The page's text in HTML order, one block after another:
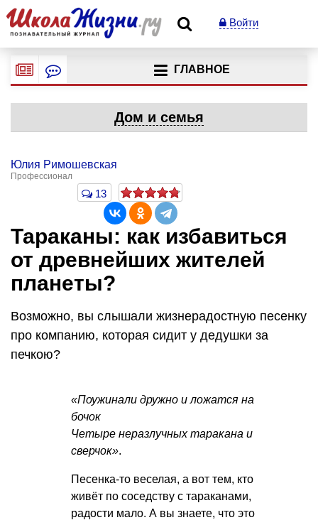
Войти
ГЛАВНОЕ
Дом и семья
Юлия Римошевская
Профессионал
13
Тараканы: как избавиться
от древнейших жителей
планеты?
Возможно, вы слышали жизнерадостную песенку
про компанию, которая сидит у дедушки за
печкою?
«Поужинали дружно и ложатся на
бочок
Четыре неразлучных таракана и
сверчок».
Песенка-то веселая, а вот тем, кто
живёт по соседству с тараканами,
радости мало. А вы знаете, что это